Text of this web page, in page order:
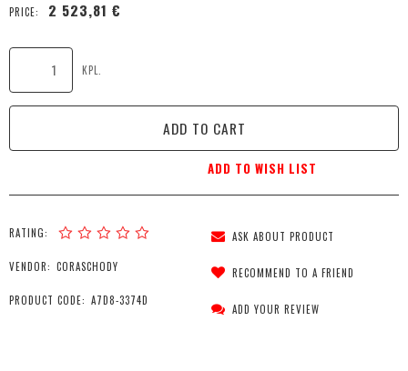
PRICE: 2 523,81 €
KPL.
ADD TO CART
ADD TO WISH LIST
RATING:
VENDOR: CORASCHODY
PRODUCT CODE: A7D8-3374D
ASK ABOUT PRODUCT
RECOMMEND TO A FRIEND
ADD YOUR REVIEW